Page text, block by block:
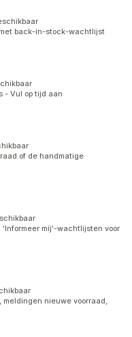
back-in-stock-wachtlijst
- Vul op tijd aan
of de handmatige
'Informeer mij'-wachtlijsten voor
meldingen nieuwe voorraad,